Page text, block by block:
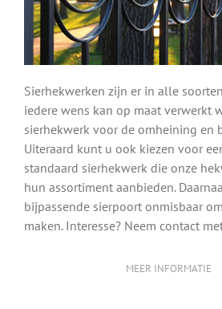
Sierhekwerken zijn er in alle
iedere wens kan op maat verwerkt
sierhekwerk voor de omheining en
Uiteraard kunt u ook kiezen voor
standaard sierhekwerk die onze
hun assortiment aanbieden.
bijpassende sierpoort onmisbaar
maken. Interesse? Neem contact
MEER INFORMATIE